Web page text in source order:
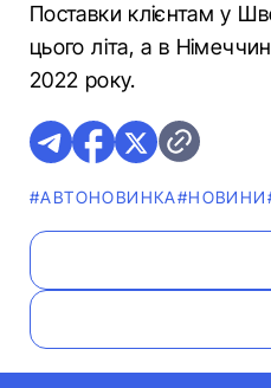
Поставки клієнтам у
цього літа, а в
2022 року.
#АВТОНОВИНКА#НОВИНИ